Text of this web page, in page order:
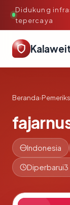
Didukung
tepercaya
Beranda›
Indonesia
Diperbarui3